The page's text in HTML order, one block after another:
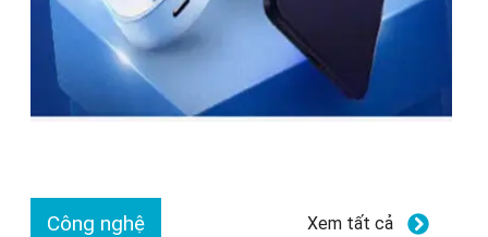
Công nghệ Xem tất cả